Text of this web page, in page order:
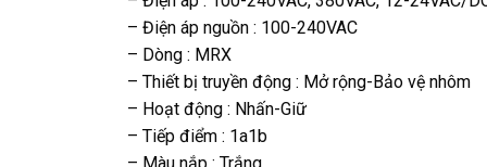
– Điện áp nguồn : 100-240VAC
– Dòng : MRX
– Thiết bị truyền động : Mở rộng-Bảo vệ nhôm
– Hoạt động : Nhấn-Giữ
– Tiếp điểm : 1a1b